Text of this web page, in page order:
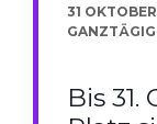
31 OKTOBER
GANZTÄGIG
Bis